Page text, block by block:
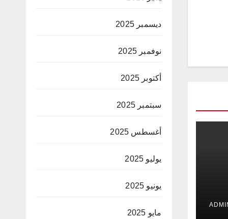
ديسمبر 2025
نوفمبر 2025
أكتوبر 2025
سبتمبر 2025
أغسطس 2025
يوليو 2025
يونيو 2025
مايو 2025